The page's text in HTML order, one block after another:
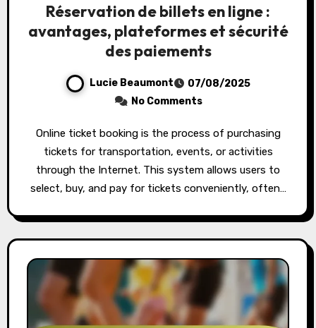
Réservation de billets en ligne :
avantages, plateformes et sécurité
des paiements
Lucie Beaumont
07/08/2025
No Comments
Online ticket booking is the process of purchasing
tickets for transportation, events, or activities
through the Internet. This system allows users to
select, buy, and pay for tickets conveniently, often…